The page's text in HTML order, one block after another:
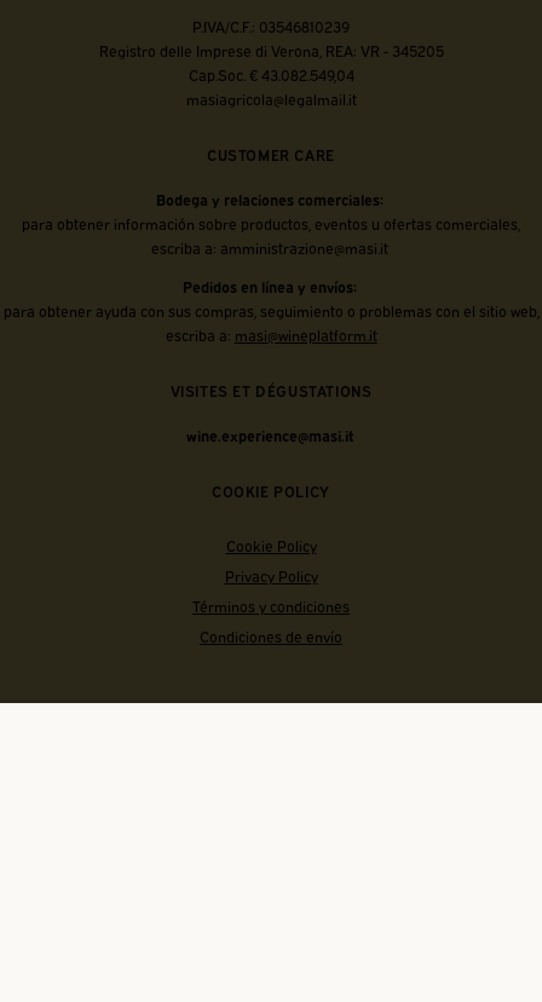
P.IVA/C.F.: 03546810239
Registro delle Imprese di Verona, REA: VR - 345205
Cap.Soc. € 43.082.549,04
masiagricola@legalmail.it
CUSTOMER CARE
Bodega y relaciones comerciales:
para obtener información sobre productos, eventos u ofertas comerciales,
escriba a: amministrazione@masi.it
Pedidos en línea y envíos:
para obtener ayuda con sus compras, seguimiento o problemas con el sitio web,
escriba a: masi@wineplatform.it
VISITES ET DÉGUSTATIONS
wine.experience@masi.it
COOKIE POLICY
Cookie Policy
Privacy Policy
Términos y condiciones
Condiciones de envío